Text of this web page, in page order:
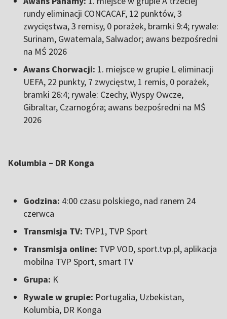
rundy eliminacji CONCACAF, 12 punktów, 3
zwycięstwa, 3 remisy, 0 porażek, bramki 9:4; rywale:
Surinam, Gwatemala, Salwador; awans bezpośredni
na MŚ 2026
Awans Chorwacji: 1. miejsce w grupie L eliminacji
UEFA, 22 punkty, 7 zwycięstw, 1 remis, 0 porażek,
bramki 26:4; rywale: Czechy, Wyspy Owcze,
Gibraltar, Czarnogóra; awans bezpośredni na MŚ
2026
Kolumbia – DR Konga
Godzina: 4:00 czasu polskiego, nad ranem 24
czerwca
Transmisja TV: TVP1, TVP Sport
Transmisja online: TVP VOD, sport.tvp.pl, aplikacja
mobilna TVP Sport, smart TV
Grupa: K
Rywale w grupie: Portugalia, Uzbekistan,
Kolumbia, DR Konga